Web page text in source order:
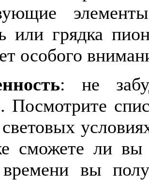
или грядка
особого
: не
Посмотрите
сможете ли вы
вы